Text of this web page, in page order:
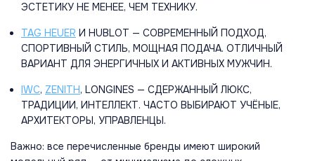
ЭСТЕТИКУ НЕ МЕНЕЕ, ЧЕМ ТЕХНИКУ.
TAG HEUER И HUBLOT — СОВРЕМЕННЫЙ ПОДХОД,
СПОРТИВНЫЙ СТИЛЬ, МОЩНАЯ ПОДАЧА. ОТЛИЧНЫЙ
ВАРИАНТ ДЛЯ ЭНЕРГИЧНЫХ И АКТИВНЫХ МУЖЧИН.
IWC, ZENITH, LONGINES — СДЕРЖАННЫЙ ЛЮКС,
ТРАДИЦИИ, ИНТЕЛЛЕКТ. ЧАСТО ВЫБИРАЮТ УЧЁНЫЕ,
АРХИТЕКТОРЫ, УПРАВЛЕНЦЫ.
Важно: все перечисленные бренды имеют широкий